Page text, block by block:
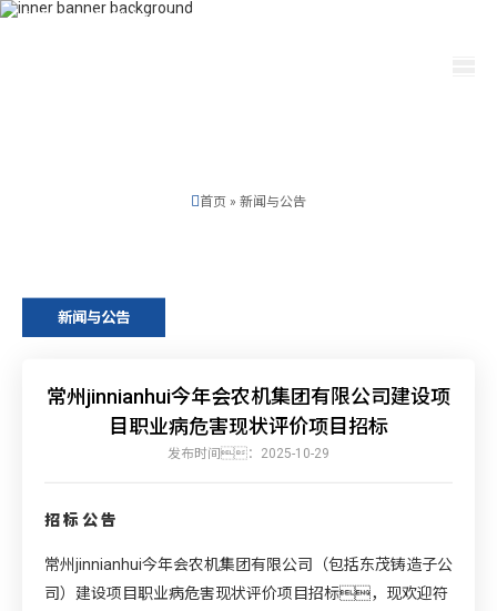
400-115-2288 dfam@ut440.com
首页 » 新闻与公告
新闻与公告
常州jinnianhui今年会农机集团有限公司建设项
目职业病危害现状评价项目招标
发布时间：2025-10-29
招标 公告
常州jinnianhui今年会农机集团有限公司（包括东茂铸造子公
司）建设项目职业病危害现状评价项目招标，现欢迎符